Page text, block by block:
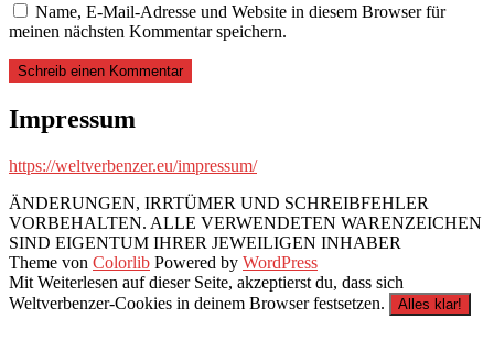
Name, E-Mail-Adresse und Website in diesem Browser für
meinen nächsten Kommentar speichern.
Impressum
https://weltverbenzer.eu/impressum/
ÄNDERUNGEN, IRRTÜMER UND SCHREIBFEHLER
VORBEHALTEN. ALLE VERWENDETEN WARENZEICHEN
SIND EIGENTUM IHRER JEWEILIGEN INHABER
Theme von Colorlib Powered by WordPress
Mit Weiterlesen auf dieser Seite, akzeptierst du, dass sich
Weltverbenzer-Cookies in deinem Browser festsetzen.
Alles klar!